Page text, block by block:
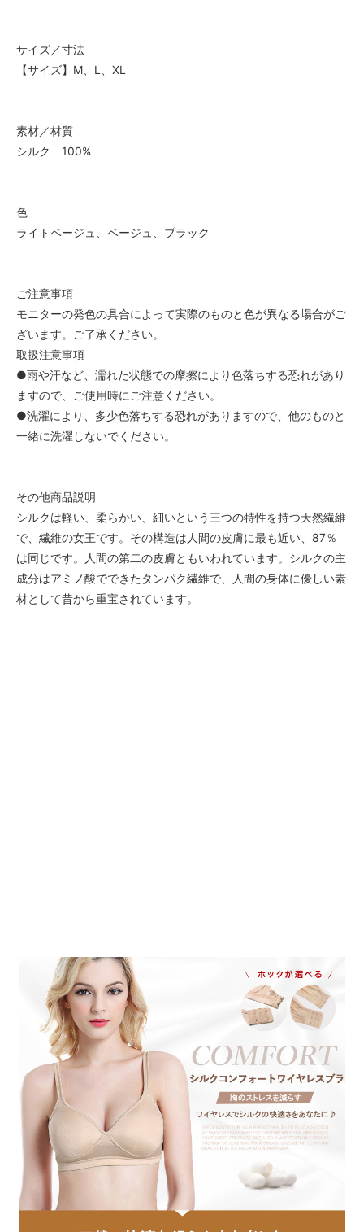
サイズ／寸法
【サイズ】M、L、XL
素材／材質
シルク 100%
色
ライトベージュ、ベージュ、ブラック
ご注意事項
モニターの発色の具合によって実際のものと色が異なる場合がご
ざいます。ご了承ください。
取扱注意事項
●雨や汗など、濡れた状態での摩擦により色落ちする恐れがあり
ますので、ご使用時にご注意ください。
●洗濯により、多少色落ちする恐れがありますので、他のものと
一緒に洗濯しないでください。
その他商品説明
シルクは軽い、柔らかい、細いという三つの特性を持つ天然繊維
で、繊維の女王です。その構造は人間の皮膚に最も近い、87％
は同じです。人間の第二の皮膚ともいわれています。シルクの主
成分はアミノ酸でできたタンパク繊維で、人間の身体に優しい素
材として昔から重宝されています。